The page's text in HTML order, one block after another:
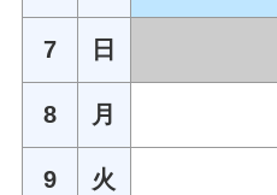
7 日
8 月
9 火